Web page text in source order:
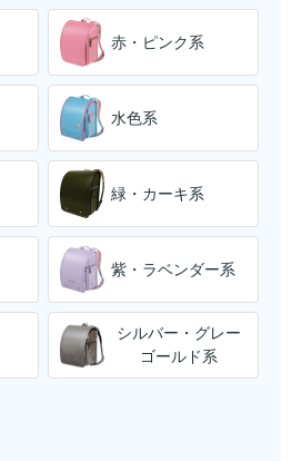
赤・ピンク系
水色系
緑・カーキ系
紫・ラベンダー系
シルバー・グレー
ゴールド系